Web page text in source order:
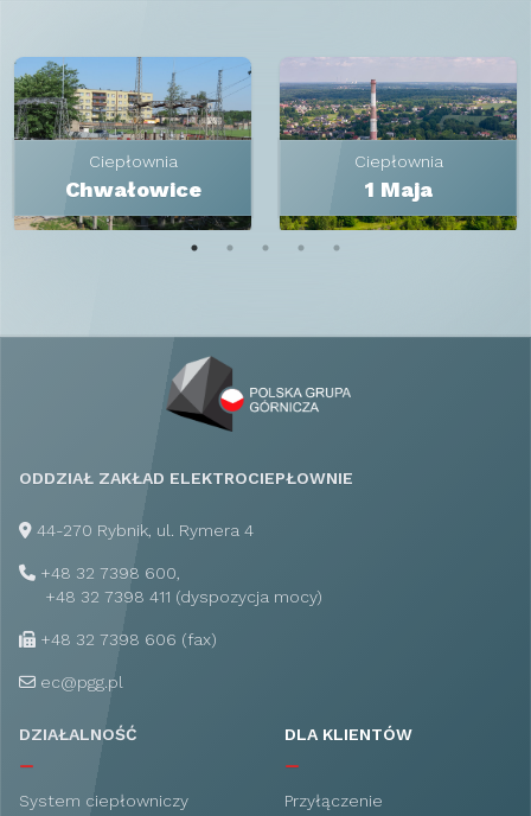
Ciepłownia
Chwałowice
Ciepłownia
1 Maja
ODDZIAŁ ZAKŁAD ELEKTROCIEPŁOWNIE
44-270 Rybnik, ul. Rymera 4
+48 32 7398 600,
+48 32 7398 411 (dyspozycja mocy)
+48 32 7398 606 (fax)
ec@pgg.pl
DZIAŁALNOŚĆ
System ciepłowniczy
DLA KLIENTÓW
Przyłączenie